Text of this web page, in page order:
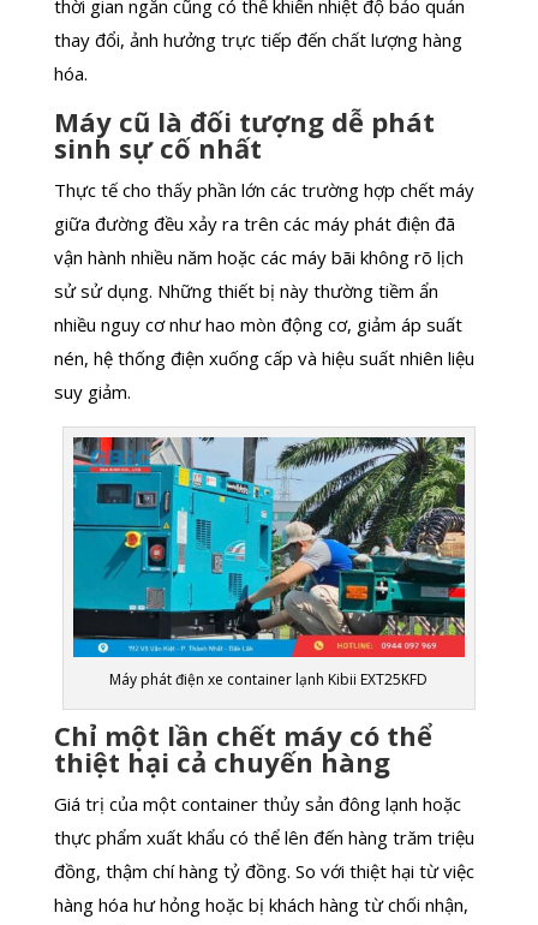
thời gian ngắn cũng có thể khiến nhiệt độ bảo quản
thay đổi, ảnh hưởng trực tiếp đến chất lượng hàng
hóa.
Máy cũ là đối tượng dễ phát
sinh sự cố nhất
Thực tế cho thấy phần lớn các trường hợp chết máy
giữa đường đều xảy ra trên các máy phát điện đã
vận hành nhiều năm hoặc các máy bãi không rõ lịch
sử sử dụng. Những thiết bị này thường tiềm ẩn
nhiều nguy cơ như hao mòn động cơ, giảm áp suất
nén, hệ thống điện xuống cấp và hiệu suất nhiên liệu
suy giảm.
Máy phát điện xe container lạnh Kibii EXT25KFD
Chỉ một lần chết máy có thể
thiệt hại cả chuyến hàng
Giá trị của một container thủy sản đông lạnh hoặc
thực phẩm xuất khẩu có thể lên đến hàng trăm triệu
đồng, thậm chí hàng tỷ đồng. So với thiệt hại từ việc
hàng hóa hư hỏng hoặc bị khách hàng từ chối nhận,